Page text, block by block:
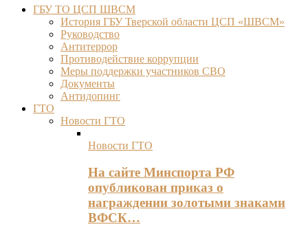
ГБУ ТО ЦСП ШВСМ
История ГБУ Тверской области ЦСП «ШВСМ»
Руководство
Антитеррор
Противодействие коррупции
Меры поддержки участников СВО
Документы
Антидопинг
ГТО
Новости ГТО
Новости ГТО
На сайте Минспорта РФ
опубликован приказ о
награждении золотыми знаками
ВФСК…